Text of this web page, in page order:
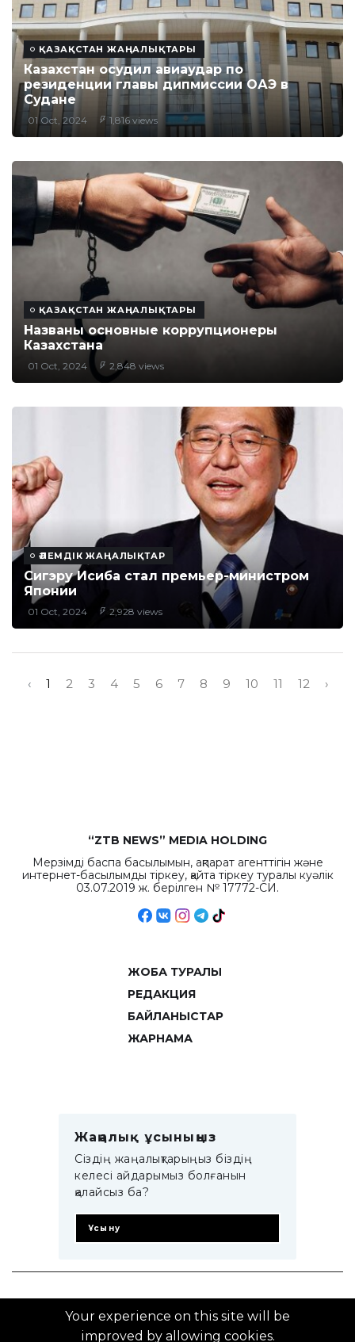
ҚАЗАҚСТАН ЖАҢАЛЫҚТАРЫ
Казахстан осудил авиаудар по
резиденции главы дипмиссии ОАЭ в
Судане
01 Oct, 2024 1,816 views
ҚАЗАҚСТАН ЖАҢАЛЫҚТАРЫ
Названы основные коррупционеры
Казахстана
01 Oct, 2024 2,848 views
ӘЛЕМДІК ЖАҢАЛЫҚТАР
Сигэру Исиба стал премьер-министром
Японии
01 Oct, 2024 2,928 views
‹ 1 2 3 4 5 6 7 8 9 10 11 12 ›
“ZTB NEWS” MEDIA HOLDING
Мерзімді баспа басылымын, ақпарат агенттігін және
интернет-басылымды тіркеу, қайта тіркеу туралы куәлік
03.07.2019 ж. берілген № 17772-СИ.
ЖОБА ТУРАЛЫ
РЕДАКЦИЯ
БАЙЛАНЫСТАР
ЖАРНАМА
Жаңалық ұсыныңыз
Сіздің жаңалықтарыңыз біздің
келесі айдарымыз болғанын
қалайсыз ба?
Ұсыну
© 2014–2025 ZTB.KZ
Your experience on this site will be
improved by allowing cookies.